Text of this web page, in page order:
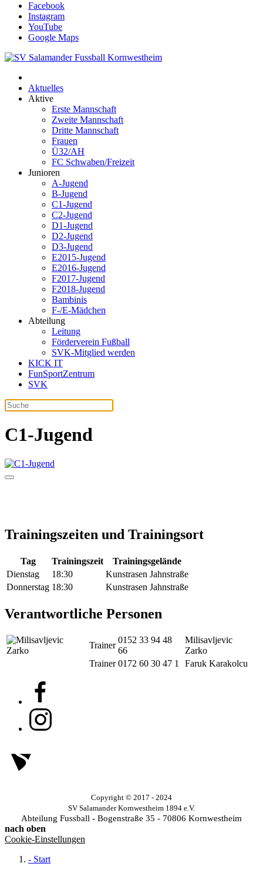
Facebook
Instagram
YouTube
Google Maps
Aktuelles
Aktive
Erste Mannschaft
Zweite Mannschaft
Dritte Mannschaft
Frauen
Ü32/AH
FC Schwaben/Freizeit
Junioren
A-Jugend
B-Jugend
C1-Jugend
C2-Jugend
D1-Jugend
D2-Jugend
D3-Jugend
E2015-Jugend
E2016-Jugend
F2017-Jugend
F2018-Jugend
Bambinis
F-/E-Mädchen
Abteilung
Leitung
Förderverein Fußball
SVK-Mitglied werden
KICK IT
FunSportZentrum
SVK
C1-Jugend
Trainingszeiten und Trainingsort
Tag Trainingszeit
Trainingsgelände
Dienstag
18:30
Kunstrasen Jahnstraße
Donnerstag 18:30 Kunstrasen Jahnstraße
Verantwortliche Personen
Trainer
0152 33 94 48
66
Milisavljevic
Zarko
Trainer 0172 60 30 47 1 Faruk Karakolcu
Copyright © 2017 - 2024
SV Salamander Kornwestheim 1894 e.V.
Abteilung Fussball - Bogenstraße 35 - 70806 Kornwestheim
nach oben
Cookie-Einstellungen
- Start